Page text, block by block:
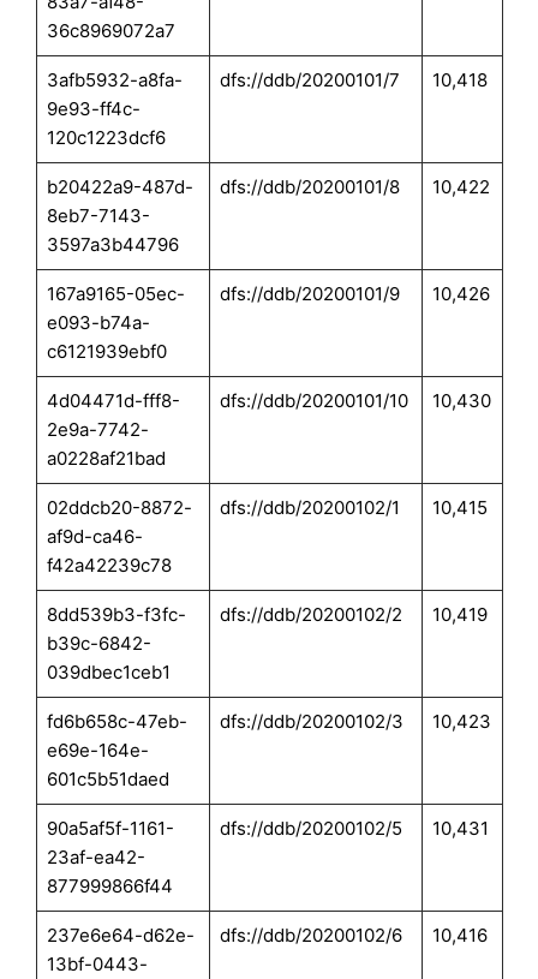
36c8969072a7
3afb5932-a8fa-
9e93-ff4c-
120c1223dcf6
dfs://ddb/20200101/7 10,418
b20422a9-487d-
8eb7-7143-
3597a3b44796
dfs://ddb/20200101/8 10,422
167a9165-05ec-
e093-b74a-
c6121939ebf0
dfs://ddb/20200101/9 10,426
4d04471d-fff8-
2e9a-7742-
a0228af21bad
dfs://ddb/20200101/10 10,430
02ddcb20-8872-
af9d-ca46-
f42a42239c78
dfs://ddb/20200102/1 10,415
8dd539b3-f3fc-
b39c-6842-
039dbec1ceb1
dfs://ddb/20200102/2 10,419
fd6b658c-47eb-
e69e-164e-
601c5b51daed
dfs://ddb/20200102/3 10,423
90a5af5f-1161-
23af-ea42-
877999866f44
dfs://ddb/20200102/5 10,431
237e6e64-d62e-
13bf-0443-
dfs://ddb/20200102/6 10,416